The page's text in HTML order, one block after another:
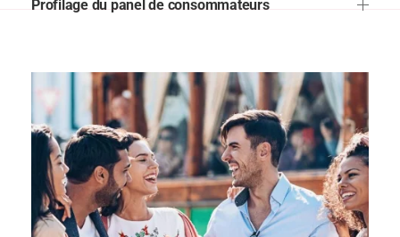
Profilage du panel de consommateurs